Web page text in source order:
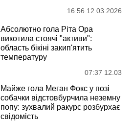
16:56 12.03.2026
Абсолютно гола Ріта Ора
викотила стоячі "активи":
область бікіні закип'ятить
температуру
07:37 12.03
Майже гола Меган Фокс у позі
собачки відстовбурчила неземну
попу: зухвалий ракурс розбурхає
свідомість